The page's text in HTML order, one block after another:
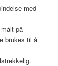
med
på
brukes til å